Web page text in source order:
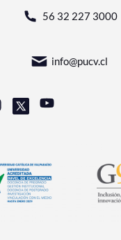
56 32 227 3000
info@pucv.cl